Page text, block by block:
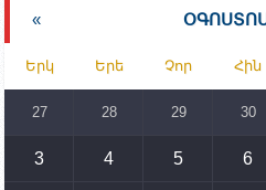
նախարարության
Իրանը կողմ է
տրանսպորտային
զարգացմանը, սակայն
սահմանների
15:10 02.10.2023
«
Երկ Երե Չոր Հին
27 28 29 30
3 4 5 6